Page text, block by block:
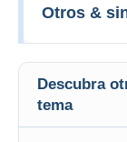
Otros &
Descubra
tema